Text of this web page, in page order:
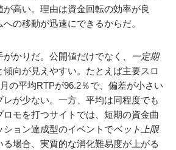
高い。理由は資金回転の効率が良
の移動が迅速にできるからだ。
かりだ。公開値だけでなく、
一定期
傾向が見えやすい。たとえば主要スロ
の平均RTPが96.2％で、偏差が小さい
が少ない。一方、平均は同程度でも
モを打つサイトでは、短期の資金曲
ョン達成型のイベントでベット上限
場合、実質的な消化難易度が上がる